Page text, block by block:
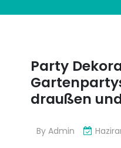
Party
draußen
By Admin